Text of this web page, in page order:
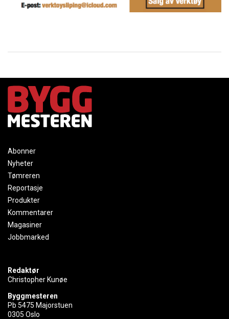
Abonner
Nyheter
Tømreren
Reportasje
Produkter
Kommentarer
Magasiner
Jobbmarked
Redaktør
Christopher Kunøe
Byggmesteren
Pb 5475 Majorstuen
0305 Oslo